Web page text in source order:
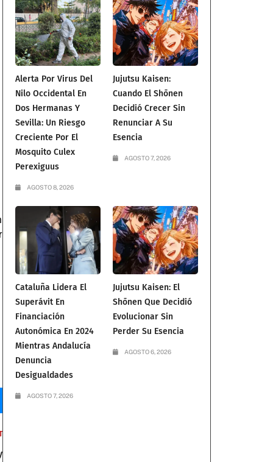
Alerta Por Virus Del
Nilo Occidental En
Dos Hermanas Y
Sevilla: Un Riesgo
Creciente Por El
Mosquito Culex
Perexiguus
AGOSTO 8, 2026
Jujutsu Kaisen:
Cuando El Shōnen
Decidió Crecer Sin
Renunciar A Su
Esencia
AGOSTO 7, 2026
Cataluña Lidera El
Superávit En
Financiación
Autonómica En 2024
Mientras Andalucía
Denuncia
Desigualdades
AGOSTO 7, 2026
Jujutsu Kaisen: El
Shōnen Que Decidió
Evolucionar Sin
Perder Su Esencia
AGOSTO 6, 2026